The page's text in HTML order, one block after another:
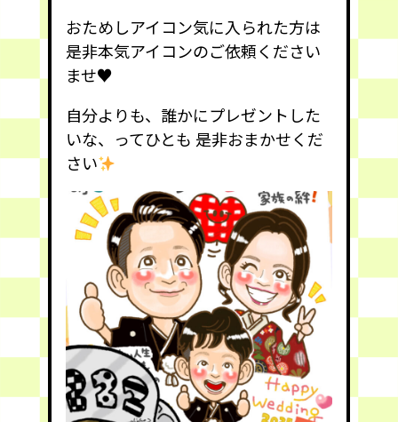
おためしアイコン気に入られた方は
是非本気アイコンのご依頼ください
ませ♥️
自分よりも、誰かにプレゼントした
いな、ってひとも 是非おまかせくだ
さい